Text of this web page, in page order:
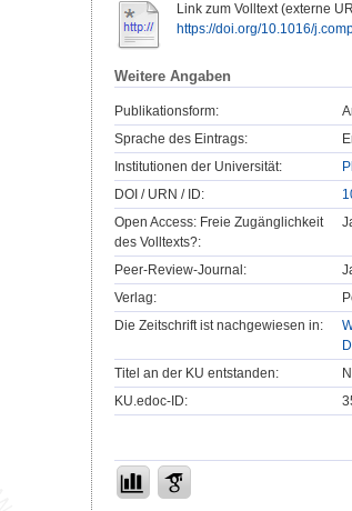
Link zum Volltext (externe
https://doi.org/10.1016/
Weitere Angaben
Publikationsform:
Sprache des Eintrags:
Institutionen der Universität:
DOI / URN / ID:
Open Access: Freie Zugänglichkeit
des Volltexts?:
Peer-Review-Journal:
Verlag:
Die Zeitschrift ist nachgewiesen in:
Titel an der KU entstanden:
KU.edoc-ID: